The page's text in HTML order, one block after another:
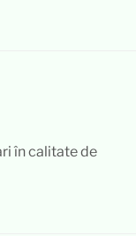
în calitate de